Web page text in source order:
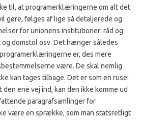
til, at programerklæringerne om alt det
gøre, følges af lige så detaljerede og
for unionens institutioner: råd og
og domstol osv. Det hænger således
er, des mere
være. De skal nemlig
kan tages tilbage. Det er som en ruse:
ene vej ind, kan den ikke komme ud
paragrafsamlinger for
være en sprække, som man statsretligt